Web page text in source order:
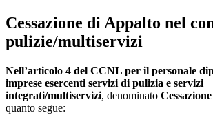
Cessazione di Appalto nel
pulizie/multiservizi
Nell’articolo 4 del CCNL per il personale
imprese esercenti servizi di pulizia e servizi
integrati/multiservizi, denominato
quanto segue: